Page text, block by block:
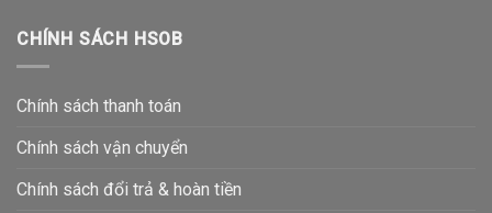
CHÍNH SÁCH HSOB
Chính sách thanh toán
Chính sách vận chuyển
Chính sách đổi trả & hoàn tiền